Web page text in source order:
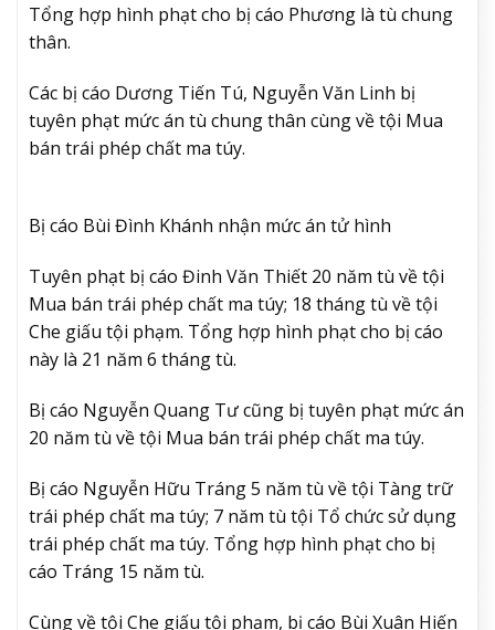
Tổng hợp hình phạt cho bị cáo Phương là tù chung
thân.
Các bị cáo Dương Tiến Tú, Nguyễn Văn Linh bị
tuyên phạt mức án tù chung thân cùng về tội Mua
bán trái phép chất ma túy.
Bị cáo Bùi Đình Khánh nhận mức án tử hình
Tuyên phạt bị cáo Đinh Văn Thiết 20 năm tù về tội
Mua bán trái phép chất ma túy; 18 tháng tù về tội
Che giấu tội phạm. Tổng hợp hình phạt cho bị cáo
này là 21 năm 6 tháng tù.
Bị cáo Nguyễn Quang Tư cũng bị tuyên phạt mức án
20 năm tù về tội Mua bán trái phép chất ma túy.
Bị cáo Nguyễn Hữu Tráng 5 năm tù về tội Tàng trữ
trái phép chất ma túy; 7 năm tù tội Tổ chức sử dụng
trái phép chất ma túy. Tổng hợp hình phạt cho bị
cáo Tráng 15 năm tù.
Cùng về tội Che giấu tội phạm, bị cáo Bùi Xuân Hiến